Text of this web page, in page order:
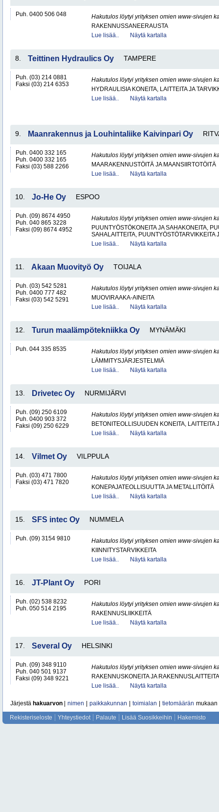
Puh. 0400 506 048
Hakutulos löytyi yrityksen omien www-sivujen
RAKENNUSSANEERAUSTA
Lue lisää..
Näytä kartalla
8. Teittinen Hydraulics Oy TAMPERE
Puh. (03) 214 0881
Faksi (03) 214 6353
Hakutulos löytyi yrityksen omien www-sivujen
HYDRAULISIA KONEITA, LAITTEITA JA
Lue lisää..
Näytä kartalla
9. Maanrakennus ja Louhintaliike Kaivinpari Oy
Puh. 0400 332 165
Puh. 0400 332 165
Faksi (03) 588 2266
Hakutulos löytyi yrityksen omien www-sivujen
MAARAKENNUSTÖITÄ JA MAANSIIRTOTÖITÄ
Lue lisää..
Näytä kartalla
10. Jo-He Oy ESPOO
Puh. (09) 8674 4950
Puh. 040 865 3228
Faksi (09) 8674 4952
Hakutulos löytyi yrityksen omien www-sivujen
PUUNTYÖSTÖKONEITA JA SAHAKONEITA,
SAHALAITTEITA, PUUNTYÖSTÖTARVIKKEITA
Lue lisää..
Näytä kartalla
11. Akaan Muovityö Oy TOIJALA
Puh. (03) 542 5281
Puh. 0400 777 482
Faksi (03) 542 5291
Hakutulos löytyi yrityksen omien www-sivujen
MUOVIRAAKA-AINEITA
Lue lisää..
Näytä kartalla
12. Turun maalämpötekniikka Oy MYNÄMÄKI
Puh. 044 335 8535
Hakutulos löytyi yrityksen omien www-sivujen
LÄMMITYSJÄRJESTELMIÄ
Lue lisää..
Näytä kartalla
13. Drivetec Oy NURMIJÄRVI
Puh. (09) 250 6109
Puh. 0400 903 372
Faksi (09) 250 6229
Hakutulos löytyi yrityksen omien www-sivujen
BETONITEOLLISUUDEN KONEITA, LAITTEITA
Lue lisää..
Näytä kartalla
14. Vilmet Oy VILPPULA
Puh. (03) 471 7800
Faksi (03) 471 7820
Hakutulos löytyi yrityksen omien www-sivujen
KONEPAJATEOLLISUUTTA JA METALLITÖITÄ
Lue lisää..
Näytä kartalla
15. SFS intec Oy NUMMELA
Puh. (09) 3154 9810
Hakutulos löytyi yrityksen omien www-sivujen
KIINNITYSTARVIKKEITA
Lue lisää..
Näytä kartalla
16. JT-Plant Oy PORI
Puh. (02) 538 8232
Puh. 050 514 2195
Hakutulos löytyi yrityksen omien www-sivujen
RAKENNUSLIIKKEITÄ
Lue lisää..
Näytä kartalla
17. Several Oy HELSINKI
Puh. (09) 348 9110
Puh. 040 501 9137
Faksi (09) 348 9221
Hakutulos löytyi yrityksen omien www-sivujen
RAKENNUSKONEITA JA RAKENNUSLAITTEITA
Lue lisää..
Näytä kartalla
Järjestä hakuarvon nimen paikkakunnan toimialan tietomäärän mukaan
Rekisteriseloste Yhteystiedot Palaute Lisää Suosikkeihin Hakemisto